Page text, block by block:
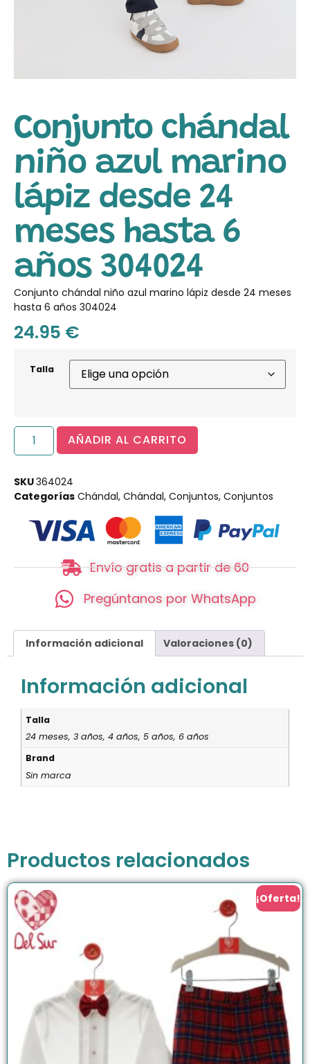
Conjunto chándal
niño azul marino
lápiz desde 24
meses hasta 6
años 304024
Conjunto chándal niño azul marino lápiz desde 24 meses
hasta 6 años 304024
24.95 €
Talla
AÑADIR AL CARRITO
SKU364024
Categorías Chándal, Chándal, Conjuntos, Conjuntos
Envío gratis a partir de 60
Pregúntanos por WhatsApp
Información adicional Valoraciones (0)
Información adicional
Talla
24 meses, 3 años, 4 años, 5 años, 6 años
Brand
Sin marca
Productos relacionados
¡Oferta!